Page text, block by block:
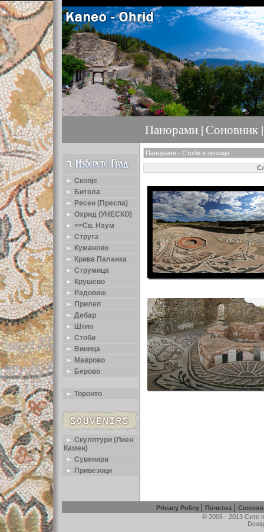
Панорами | Соновник |
Скопје
Битола
Ресен (Преспа)
Охрид (УНЕСКО)
>>Св. Наум
Струга
Куманово
Крива Паланка
Струмица
Крушево
Радовиш
Прилеп
Дебар
Штип
Стоби
Виница
Маврово
Берово
Торонто
Скулптури (Лиен
Камен)
Сувенири
Привезоци
Панорами - Стоби и околија
Privacy Policy | Почетна |
© 2006 - 2013 Сите